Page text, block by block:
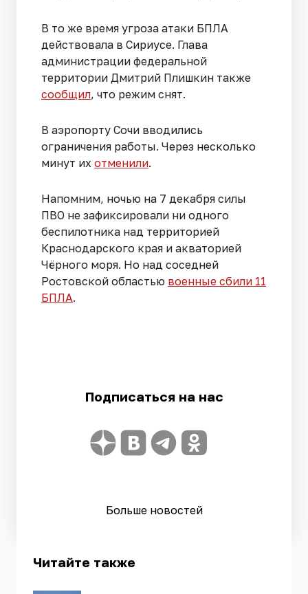
В то же время угроза атаки БПЛА
действовала в Сириусе. Глава
администрации федеральной
территории Дмитрий Плишкин также
сообщил, что режим снят.
В аэропорту Сочи вводились
ограничения работы. Через несколько
минут их отменили.
Напомним, ночью на 7 декабря силы
ПВО не зафиксировали ни одного
беспилотника над территорией
Краснодарского края и акваторией
Чёрного моря. Но над соседней
Ростовской областью военные сбили 11
БПЛА.
Подписаться на нас
Больше новостей
Читайте также